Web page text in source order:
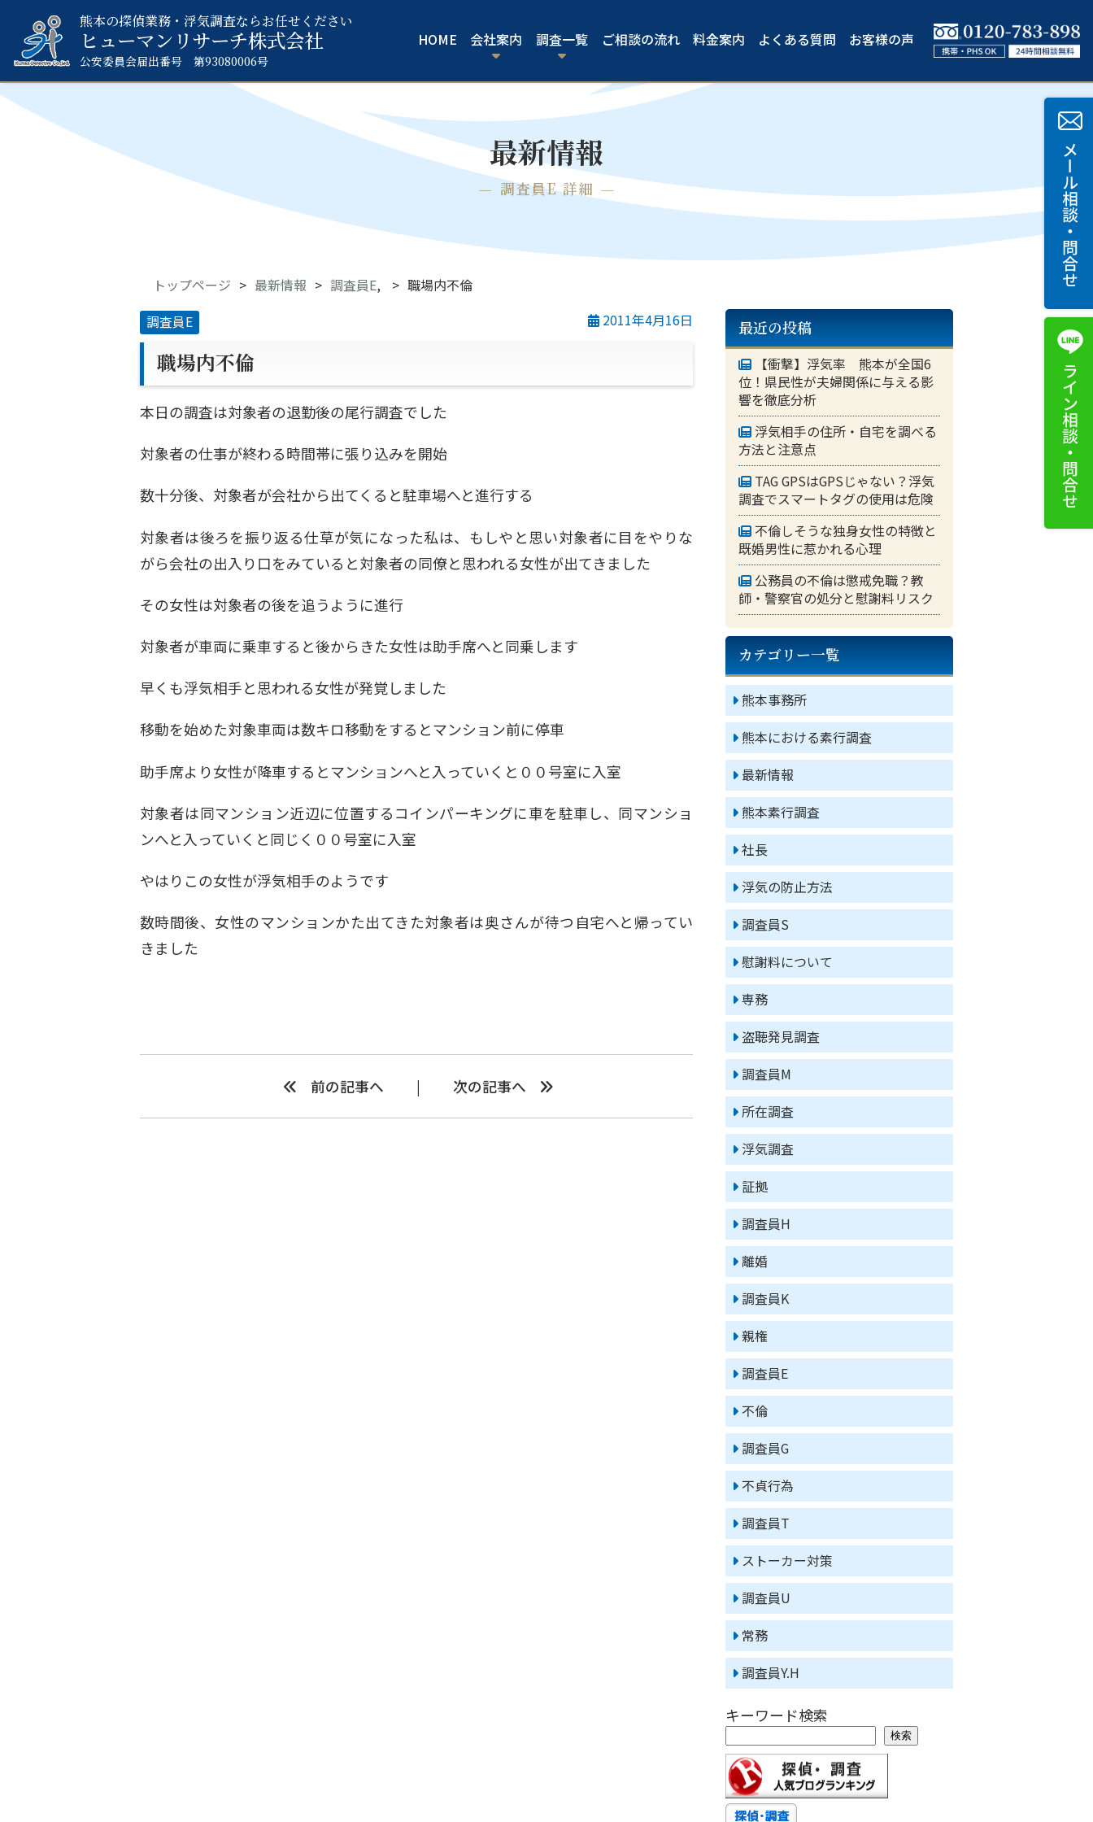
熊本の探偵業務・浮気調査ならお任せください
ヒューマンリサーチ株式会社
公安委員会届出番号 第93080006号
HOME 会社案内 調査一覧 ご相談の流れ 料金案内 よくある質問 お客様の声
最新情報
調査員E 詳細
トップページ 最新情報 調査員E, 職場内不倫
調査員E 2011年4月16日
職場内不倫
本日の調査は対象者の退勤後の尾行調査でした
対象者の仕事が終わる時間帯に張り込みを開始
数十分後、対象者が会社から出てくると駐車場へと進行する
対象者は後ろを振り返る仕草が気になった私は、もしやと思い対象者に目をやりな
がら会社の出入り口をみていると対象者の同僚と思われる女性が出てきました
その女性は対象者の後を追うように進行
対象者が車両に乗車すると後からきた女性は助手席へと同乗します
早くも浮気相手と思われる女性が発覚しました
移動を始めた対象車両は数キロ移動をするとマンション前に停車
助手席より女性が降車するとマンションへと入っていくと００号室に入室
対象者は同マンション近辺に位置するコインパーキングに車を駐車し、同マンショ
ンへと入っていくと同じく００号室に入室
やはりこの女性が浮気相手のようです
数時間後、女性のマンションかた出てきた対象者は奥さんが待つ自宅へと帰ってい
きました
前の記事へ 次の記事へ
最近の投稿
【衝撃】浮気率 熊本が全国6
位！県民性が夫婦関係に与える影
響を徹底分析
浮気相手の住所・自宅を調べる
方法と注意点
TAG GPSはGPSじゃない？浮気
調査でスマートタグの使用は危険
不倫しそうな独身女性の特徴と
既婚男性に惹かれる心理
公務員の不倫は懲戒免職？教
師・警察官の処分と慰謝料リスク
カテゴリー一覧
熊本事務所
熊本における素行調査
最新情報
熊本素行調査
社長
浮気の防止方法
調査員S
慰謝料について
専務
盗聴発見調査
調査員M
所在調査
浮気調査
証拠
調査員H
離婚
調査員K
親権
調査員E
不倫
調査員G
不貞行為
調査員T
ストーカー対策
調査員U
常務
調査員Y.H
キーワード検索
検索